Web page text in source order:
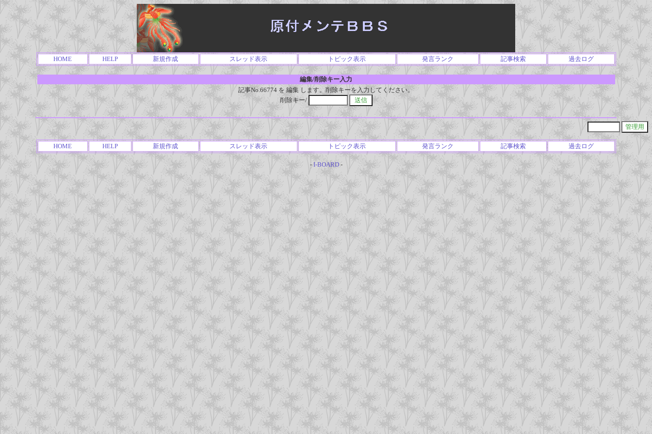
HOME HELP 新規作成 スレッド表示 トピック表示 発言ランク 記事検索 過去ログ
編集/削除キー入力
記事No.66774 を 編集 します。削除キーを入力してください。
削除キー/
HOME HELP 新規作成 スレッド表示 トピック表示 発言ランク 記事検索 過去ログ
- I-BOARD-